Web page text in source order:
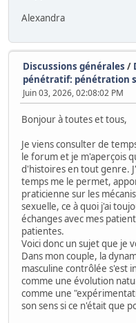
Alexandra
Discussions générales /
pénétratif: pénétration
Juin 03, 2026, 02:08:02 PM
Bonjour à toutes et tous,
Je viens consulter de
le forum et je m'aperçois
d'histoires en tout genre.
temps me le permet,
praticienne sur les
sexuelle, ce à quoi j'ai
échanges avec mes
patientes.
Voici donc un sujet que je
Dans mon couple, la
masculine contrôlée s'est
comme une évolution
comme une
son sens si ce n'était que